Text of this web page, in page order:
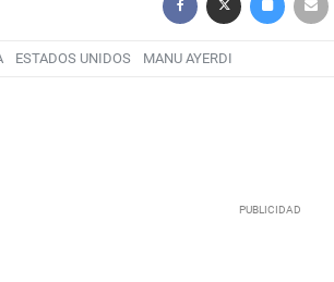
ESTADOS UNIDOS MANU AYERDI